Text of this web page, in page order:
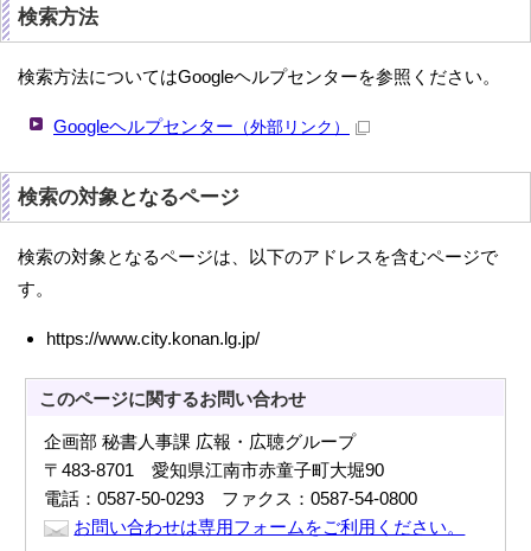
検索方法
検索方法についてはGoogleヘルプセンターを参照ください。
Googleヘルプセンター （外部リンク）
検索の対象となるページ
検索の対象となるページは、以下のアドレスを含むページで
す。
https://www.city.konan.lg.jp/
このページに関するお問い合わせ
企画部 秘書人事課 広報・広聴グループ
〒483-8701 愛知県江南市赤童子町大堀90
電話：0587-50-0293 ファクス：0587-54-0800
お問い合わせは専用フォームをご利用ください。